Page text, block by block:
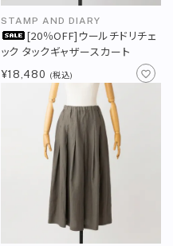
STAMP AND DIARY
[20％OFF]ウールチドリチェ
ック タックギャザースカート
¥18,480 (税込)